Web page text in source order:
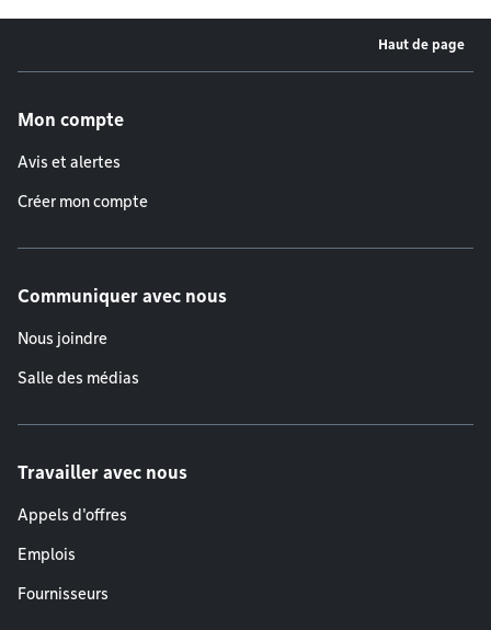
Haut de page
Mon compte
Avis et alertes
Créer mon compte
Communiquer avec nous
Nous joindre
Salle des médias
Travailler avec nous
Appels d'offres
Emplois
Fournisseurs